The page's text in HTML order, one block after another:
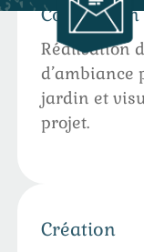
Conception
Réalisation
jardin et
projet.
Création